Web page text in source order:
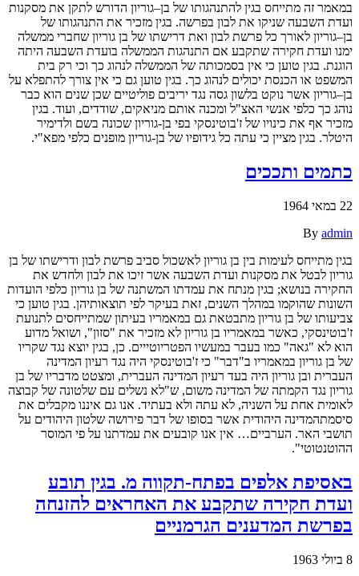
במאמר זה מתייחס בגין להתנהגותו של בן–גוריון הדורש לתקן את מסקנות
ועדת השבעה שניקו את לבון בפרשה. בגין מזכיר את התנהגותו של
בן–גוריון לאורך כל פרשת לבון ואת דרישתו של בן גוריון שחברי ממשלה
ימנו ועדת חקירה שתקבע אם התנהגות הממשלה בועדת השבעה היתה
הוגנת. בגין טוען כי אין בסמכותה של הממשלה לנהוג כך וכי רק בית
המשפט או הכנסת יכולים לנהוג כך. בגין טוען גם כי אין צורך להתפלא על
בן–גוריון אשר נוקט בלשון גסה נגד יריבים פוליטיים שכן שנים הוא כבר
נוהג כך כלפי אנשי האצ"ל ומכנה אותם מניאקים, שודדים, ועוד. בגין
מזכיר אף את כינויו של ז'בוטינסקי בפי בן-גוריון שכונה בשם ולדימיר
היטלר. בגין מציין כי עתה כל גידופיו של בן-גוריון מופנים כלפי מפא"י.
כתמים ותככים
22 במאי 1964
By admin
בגין מתייחס לעימות בין בן גוריון לאשכול סביב פרשת לבון ודרישתו של בן
גוריון לבטל את מסקנות ועדת השבעה אשר זיכו את לבון ולחדש את
החקירה בנושא; בגין מנתח את עמדתו המשתנה של בן גוריון כלפי הועדות
השונות שהוקמו במהלך השנים, זאת בעיקר לפי תוצאותיהן. בגין טוען כי
צביעותו של בן גוריון מתבטאת גם במאמריו בעיתון שמתייחסים לתנועת
ז'בוטינסקי, כאשר במאמריו בן גוריון לא מזכיר את "סזון", ושואל מדוע
הוא לא "גאה" כמו בעבר במעשיו הפטריוטייים. כן, בגין יוצא נגד שקריו
של בן גוריון במאמריו ב"דבר" כי ז'בוטינסקי היה נגד רעיון המדינה
העברית ובן גוריון היה בעד רעיון המדינה העברית, ומצטט מדבריו של בן
גוריון נגד הקמתה של המדינה משום, ש"לא נשלים עם שלטונה של קבוצה
לאומית אחת על השניה, לא עתה ולא בעתיד. אנו גם איננו מקבלים את
סיסמתהמדינה היהודית אשר בסופו של דבר פירושה שלטון היהודים על
תושבי האר. הערביים… אין אנו קובעים את עמדתנו על פי המוסר
ההוטנטוטי".
באסיפת אלפים בפתח-תקווה מ. בגין תובע
ועדת חקירה שתקבע את האחראים להזנחה
בפרשת המדענים הגרמניים
8 ביולי 1963